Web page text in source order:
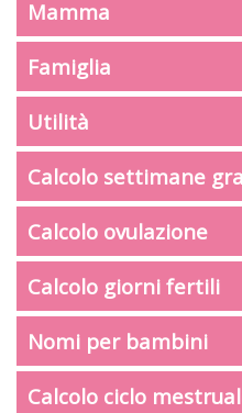
Mamma
Famiglia
Utilità
Calcolo settimane
Calcolo ovulazione
Calcolo giorni fertili
Nomi per bambini
Calcolo ciclo